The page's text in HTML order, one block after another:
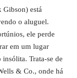
Gibson) está
o aluguel.
ele perde
em um lugar
Trata-se de
& Co., onde há